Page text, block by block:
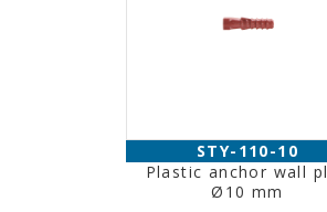
STY-110-10
Plastic anchor wall
Ø10 mm